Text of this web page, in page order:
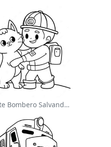
Valiente Bombero Salvando Un Gato Para Colorear